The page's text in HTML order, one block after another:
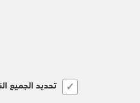
تحديد الجميع